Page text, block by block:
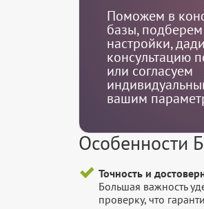
Поможем в
базы, подберем
настройки,
консультацию
или согласуем
вашим
Особенности
Точность и
Большая важность
проверку, что